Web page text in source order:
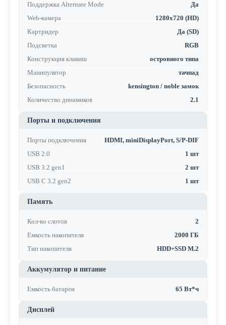
Поддержка Alternate Mode
Да
Web-камера
1280x720 (HD)
Картридер
Да (SD)
Подсветка
RGB
Конструкция клавиш
островного типа
Манипулятор
тачпад
Безопасность
kensington / noble замок
Количество динамиков
2.1
Порты и подключения
Порты подключения
HDMI, miniDisplayPort, S/P-DIF
USB 2.0
1 шт
USB 3.2 gen1
2 шт
USB C 3.2 gen2
1 шт
Память
Кол-во слотов
2
Емкость накопителя
2000 ГБ
Тип накопителя
HDD+SSD M.2
Аккумулятор и питание
Емкость батареи 65 Вт*ч
Дисплей